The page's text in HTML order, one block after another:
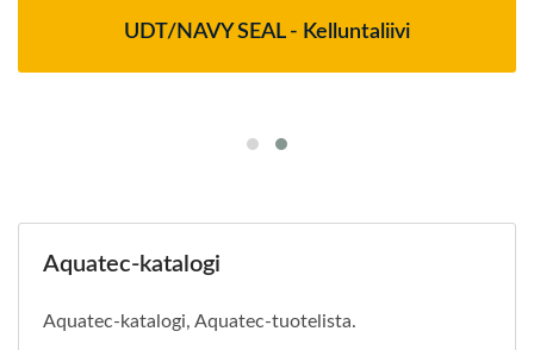
UDT/NAVY SEAL - Kelluntaliivi
Aquatec-katalogi
Aquatec-katalogi, Aquatec-tuotelista.